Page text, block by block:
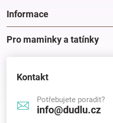
Informace
Pro maminky a tatínky
Kontakt
Potřebujete poradit?
info@dudlu.cz